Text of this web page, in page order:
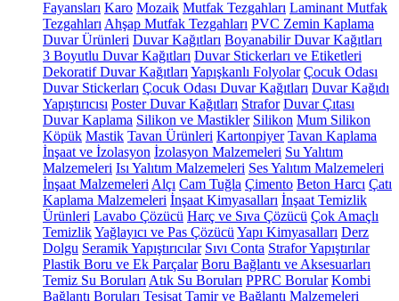
Fayansları Karo Mozaik Mutfak Tezgahları Laminant Mutfak
Tezgahları Ahşap Mutfak Tezgahları PVC Zemin Kaplama
Duvar Ürünleri Duvar Kağıtları Boyanabilir Duvar Kağıtları
3 Boyutlu Duvar Kağıtları Duvar Stickerları ve Etiketleri
Dekoratif Duvar Kağıtları Yapışkanlı Folyolar Çocuk Odası
Duvar Stickerları Çocuk Odası Duvar Kağıtları Duvar Kağıdı
Yapıştırıcısı Poster Duvar Kağıtları Strafor Duvar Çıtası
Duvar Kaplama Silikon ve Mastikler Silikon Mum Silikon
Köpük Mastik Tavan Ürünleri Kartonpiyer Tavan Kaplama
İnşaat ve İzolasyon İzolasyon Malzemeleri Su Yalıtım
Malzemeleri Isı Yalıtım Malzemeleri Ses Yalıtım Malzemeleri
İnşaat Malzemeleri Alçı Cam Tuğla Çimento Beton Harcı Çatı
Kaplama Malzemeleri İnşaat Kimyasalları İnşaat Temizlik
Ürünleri Lavabo Çözücü Harç ve Sıva Çözücü Çok Amaçlı
TemizlikYağlayıcı ve Pas Çözücü Yapı Kimyasalları Derz
Dolgu Seramik Yapıştırıcılar Sıvı Conta Strafor Yapıştırılar
Plastik Boru ve Ek Parçalar Boru Bağlantı ve Aksesuarları
Temiz Su Boruları Atık Su Boruları PPRC Borular Kombi
Bağlantı Boruları Tesisat Tamir ve Bağlantı Malzemeleri